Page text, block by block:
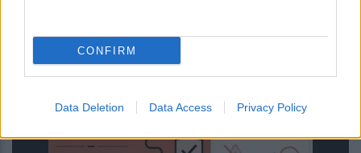
CONFIRM
Data Deletion Data Access Privacy Policy